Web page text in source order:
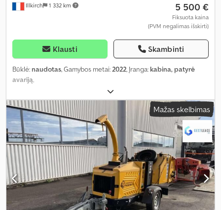
Illkirch 1 332 km 5 500 €
Fiksuota kaina
(PVM negalimas išskirti)
Klausti Skambinti
Būklė: naudotas, Gamybos metai:2022, Įranga: kabina, patyrė
avariją,
Mažas skelbimas